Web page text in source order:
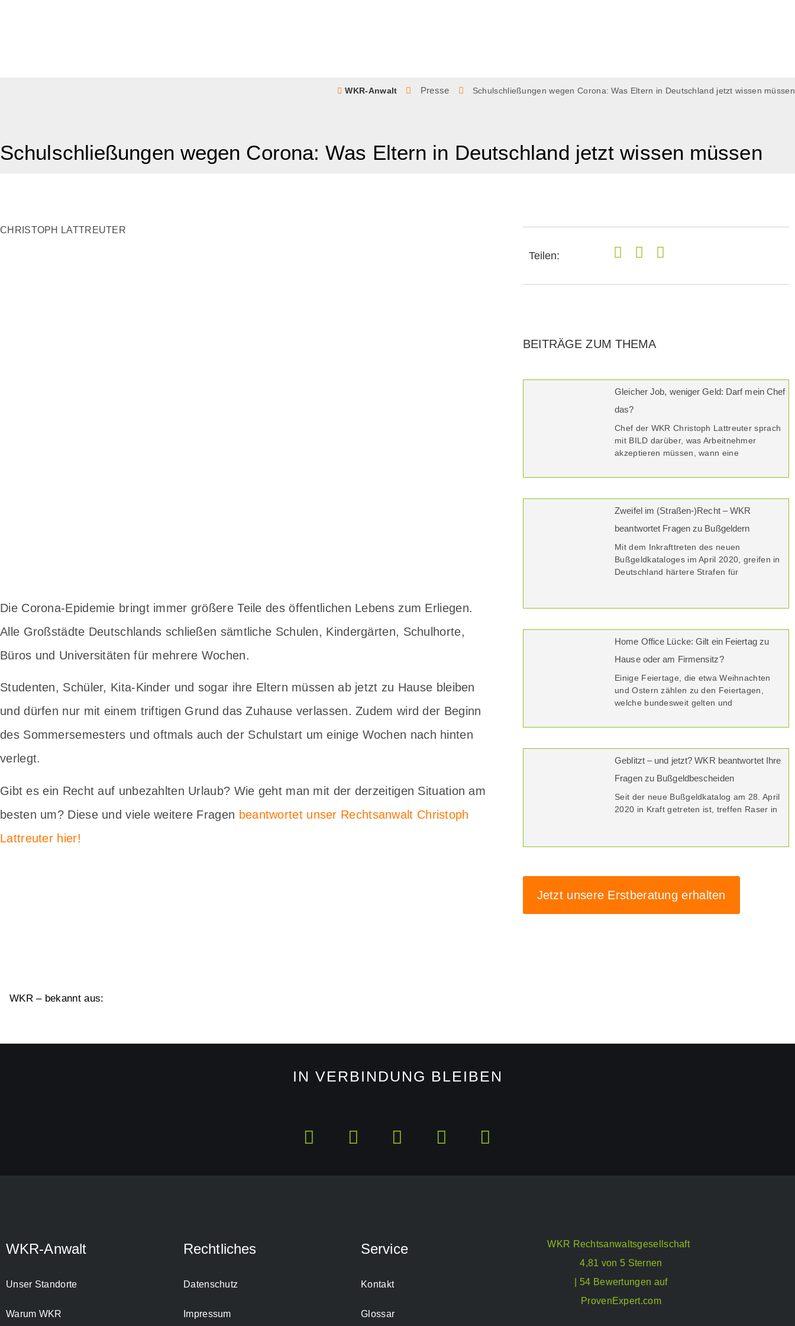
WKR-Anwalt Presse Schulschließungen wegen Corona: Was Eltern in Deutschland jetzt wissen müssen
Schulschließungen wegen Corona: Was Eltern in Deutschland jetzt wissen müssen
CHRISTOPH LATTREUTER
Die Corona-Epidemie bringt immer größere Teile des öffentlichen Lebens zum Erliegen.
Alle Großstädte Deutschlands schließen sämtliche Schulen, Kindergärten, Schulhorte,
Büros und Universitäten für mehrere Wochen.
Studenten, Schüler, Kita-Kinder und sogar ihre Eltern müssen ab jetzt zu Hause bleiben
und dürfen nur mit einem triftigen Grund das Zuhause verlassen. Zudem wird der Beginn
des Sommersemesters und oftmals auch der Schulstart um einige Wochen nach hinten
verlegt.
Gibt es ein Recht auf unbezahlten Urlaub? Wie geht man mit der derzeitigen Situation am
besten um? Diese und viele weitere Fragen beantwortet unser Rechtsanwalt Christoph
Lattreuter hier!
Teilen:
BEITRÄGE ZUM THEMA
Gleicher Job, weniger Geld: Darf mein Chef
das?
Chef der WKR Christoph Lattreuter sprach
mit BILD darüber, was Arbeitnehmer
akzeptieren müssen, wann eine
Zweifel im (Straßen-)Recht – WKR
beantwortet Fragen zu Bußgeldern
Mit dem Inkrafttreten des neuen
Bußgeldkataloges im April 2020, greifen in
Deutschland härtere Strafen für
Home Office Lücke: Gilt ein Feiertag zu
Hause oder am Firmensitz?
Einige Feiertage, die etwa Weihnachten
und Ostern zählen zu den Feiertagen,
welche bundesweit gelten und
Geblitzt – und jetzt? WKR beantwortet Ihre
Fragen zu Bußgeldbescheiden
Seit der neue Bußgeldkatalog am 28. April
2020 in Kraft getreten ist, treffen Raser in
Jetzt unsere Erstberatung erhalten
WKR – bekannt aus:
IN VERBINDUNG BLEIBEN
WKR-Anwalt
Unser Standorte
Warum WKR
Rechtliches
Datenschutz
Impressum
Service
Kontakt
Glossar
WKR Rechtsanwaltsgesellschaft
4,81 von 5 Sternen
| 54 Bewertungen auf
ProvenExpert.com